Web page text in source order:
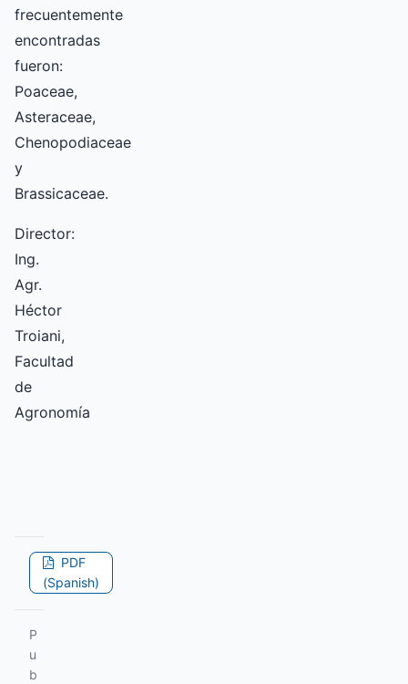
frecuentemente
encontradas
fueron:
Poaceae,
Asteraceae,
Chenopodiaceae
y
Brassicaceae.
Director:
Ing.
Agr.
Héctor
Troiani,
Facultad
de
Agronomía
PDF
(Spanish)
P
u
b